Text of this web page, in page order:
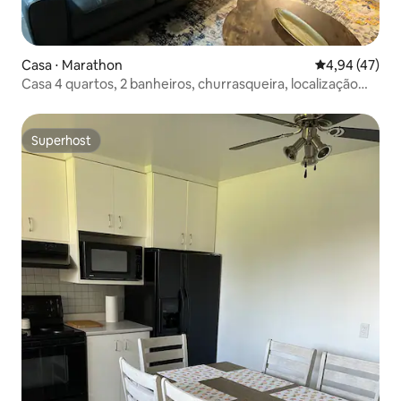
Casa ⋅ Marathon 4,94 de uma
4,94 (47)
Casa 4 quartos, 2 banheiros, churrasqueira, localização
Superhost
Superhost